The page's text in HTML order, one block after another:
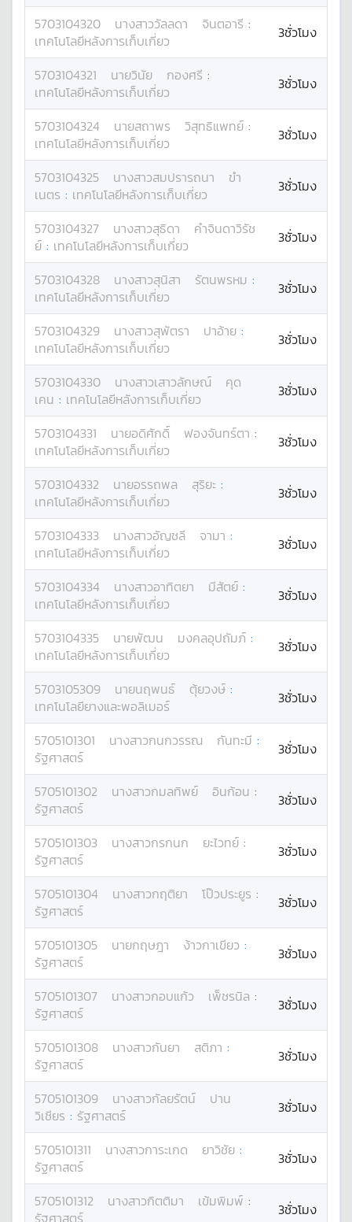
5703104320 นางสาววัลลดา จินตอารี :
เทคโนโลยีหลังการเก็บเกี่ยว
3ชั่วโมง
5703104321 นายวินัย กองศรี :
เทคโนโลยีหลังการเก็บเกี่ยว
3ชั่วโมง
5703104324 นายสถาพร วิสุทธิแพทย์ :
เทคโนโลยีหลังการเก็บเกี่ยว
3ชั่วโมง
5703104325 นางสาวสมปรารถนา
ขำ
เนตร : เทคโนโลยีหลังการเก็บเกี่ยว 3ชั่วโมง
5703104327 นางสาวสุธิดา
คำจินดาวิรัช
ย์ : เทคโนโลยีหลังการเก็บเกี่ยว 3ชั่วโมง
5703104328 นางสาวสุนิสา รัตนพรหม :
เทคโนโลยีหลังการเก็บเกี่ยว
3ชั่วโมง
5703104329 นางสาวสุพัตรา ปาอ้าย :
เทคโนโลยีหลังการเก็บเกี่ยว
3ชั่วโมง
5703104330 นางสาวเสาวลักษณ์
คุด
เคน : เทคโนโลยีหลังการเก็บเกี่ยว 3ชั่วโมง
5703104331 นายอดิศักดิ์ ฟองจันทร์ตา :
เทคโนโลยีหลังการเก็บเกี่ยว
3ชั่วโมง
5703104332 นายอรรถพล สุริยะ :
เทคโนโลยีหลังการเก็บเกี่ยว
3ชั่วโมง
5703104333 นางสาวอัญชลี จามา :
เทคโนโลยีหลังการเก็บเกี่ยว
3ชั่วโมง
5703104334 นางสาวอาทิตยา มีสัตย์ :
เทคโนโลยีหลังการเก็บเกี่ยว
3ชั่วโมง
5703104335 นายพัฒน มงคลอุปถัมภ์ :
เทคโนโลยีหลังการเก็บเกี่ยว
3ชั่วโมง
5703105309 นายนฤพนธ์ ตุ้ยวงษ์ :
เทคโนโลยียางและพอลิเมอร์
3ชั่วโมง
5705101301 นางสาวกนกวรรณ กันทะมี :
รัฐศาสตร์
3ชั่วโมง
5705101302 นางสาวกมลทิพย์ อินก้อน :
รัฐศาสตร์
3ชั่วโมง
5705101303 นางสาวกรกนก ยะไวทย์ :
รัฐศาสตร์
3ชั่วโมง
5705101304 นางสาวกฤติยา โป๊วประยูร :
รัฐศาสตร์
3ชั่วโมง
5705101305 นายกฤษฎา ง้าวกาเขียว :
รัฐศาสตร์
3ชั่วโมง
5705101307 นางสาวกอบแก้ว เพ็ชรนิล :
รัฐศาสตร์
3ชั่วโมง
5705101308 นางสาวกันยา สติภา :
รัฐศาสตร์
3ชั่วโมง
5705101309 นางสาวกัลยรัตน์
ปาน
วิเชียร : รัฐศาสตร์ 3ชั่วโมง
5705101311 นางสาวการะเกด ยาวิชัย :
รัฐศาสตร์
3ชั่วโมง
5705101312 นางสาวกิตติมา เข้มพิมพ์ :
รัฐศาสตร์
3ชั่วโมง